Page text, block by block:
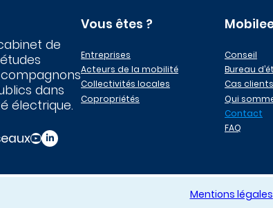
de
dans
électrique.
Vous êtes ?
Entreprises
Acteurs de la mobilité
Collectivités locales
Copropriétés
Conseil
Bureau
Cas clients
Qui
Contact
FAQ
Mentions légales